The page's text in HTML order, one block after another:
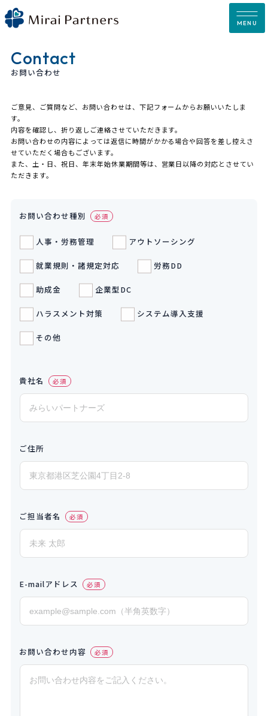
Skip
to
MENU
Contact
お問い合わせ
ご意見、ご質問など、お問い合わせは、下記フォームからお願いいたしま
す。
内容を確認し、折り返しご連絡させていただきます。
お問い合わせの内容によっては返信に時間がかかる場合や回答を差し控えさ
せていただく場合もございます。
また、土・日、祝日、年末年始休業期間等は、営業日以降の対応とさせてい
ただきます。
お問い合わせ種別 必須
人事・労務管理 アウトソーシング
就業規則・諸規定対応 労務DD
助成金 企業型DC
ハラスメント対策 システム導入支援
その他
貴社名 必須
ご住所
ご担当者名 必須
E-mailアドレス 必須
お問い合わせ内容 必須